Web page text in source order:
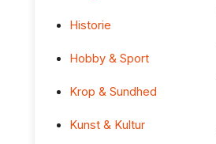
Historie
Hobby & Sport
Krop & Sundhed
Kunst & Kultur